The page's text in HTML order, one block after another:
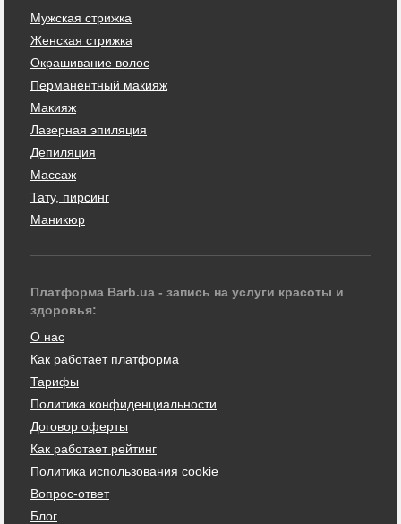
Мужская стрижка
Женская стрижка
Окрашивание волос
Перманентный макияж
Макияж
Лазерная эпиляция
Депиляция
Массаж
Тату, пирсинг
Маникюр
Платформа Barb.ua - запись на услуги красоты и
здоровья:
О нас
Как работает платформа
Тарифы
Политика конфиденциальности
Договор оферты
Как работает рейтинг
Политика использования cookie
Вопрос-ответ
Блог